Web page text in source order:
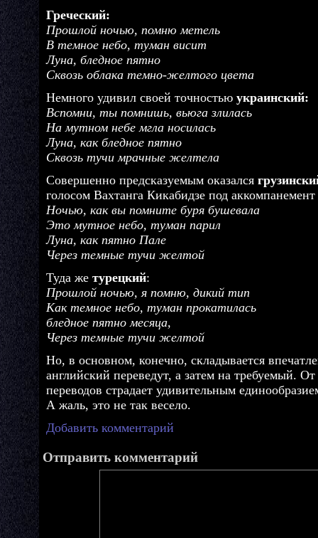
Греческий:
Прошлой ночью, помню метель
В темное небо, туман висит
Луна, бледное пятно
Сквозь облака темно-желтого цвета
Немного удивил своей точностью украинский:
Вспомни, ты помнишь, вьюга злилась
На мутном небе мгла носилась
Луна, как бледное пятно
Сквозь тучи мрачные желтела
Совершенно предсказуемым оказался
голосом Вахтанга Кикабидзе под
Ночью, как вы помните буря бушевала
Это мутное небо, туман парил
Луна, как пятно Пале
Через темные тучи желтой
Туда же турецкий:
Прошлой ночью, я помню, дикий тип
Как темное небо, туман прокатилась
бледное пятно месяца,
Через темные тучи желтой
Но, в основном, конечно, складывается
английский переведут, а затем на требуемый.
переводов страдает удивительным
А жаль, это не так весело.
Добавить комментарий
Отправить комментарий